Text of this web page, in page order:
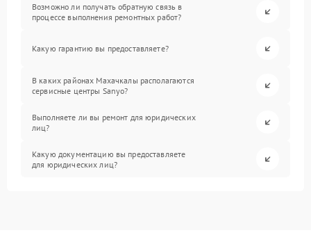
Возможно ли получать обратную связь в
процессе выполнения ремонтных работ?
Какую гарантию вы предоставляете?
В каких районах Махачкалы располагаются
сервисные центры Sanyo?
Выполняете ли вы ремонт для юридических
лиц?
Какую документацию вы предоставляете
для юридических лиц?